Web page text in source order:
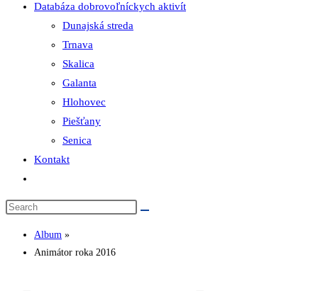
Databáza dobrovoľníckych aktivít
Dunajská streda
Trnava
Skalica
Galanta
Hlohovec
Piešťany
Senica
Kontakt
search
Album »
Animátor roka 2016